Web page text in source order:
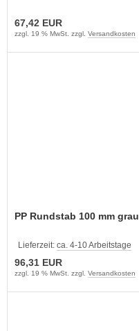
67,42 EUR
zzgl. 19 % MwSt. zzgl. Versandkosten
PP Rundstab 100 mm grau
Lieferzeit: ca. 4-10 Arbeitstage
96,31 EUR
zzgl. 19 % MwSt. zzgl. Versandkosten